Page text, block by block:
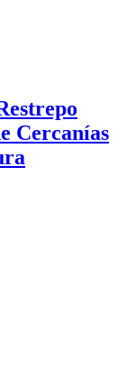
Cercanías